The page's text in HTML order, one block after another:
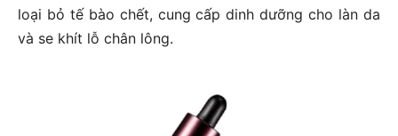
loại bỏ tế bào chết, cung cấp dinh dưỡng cho làn da
và se khít lỗ chân lông.